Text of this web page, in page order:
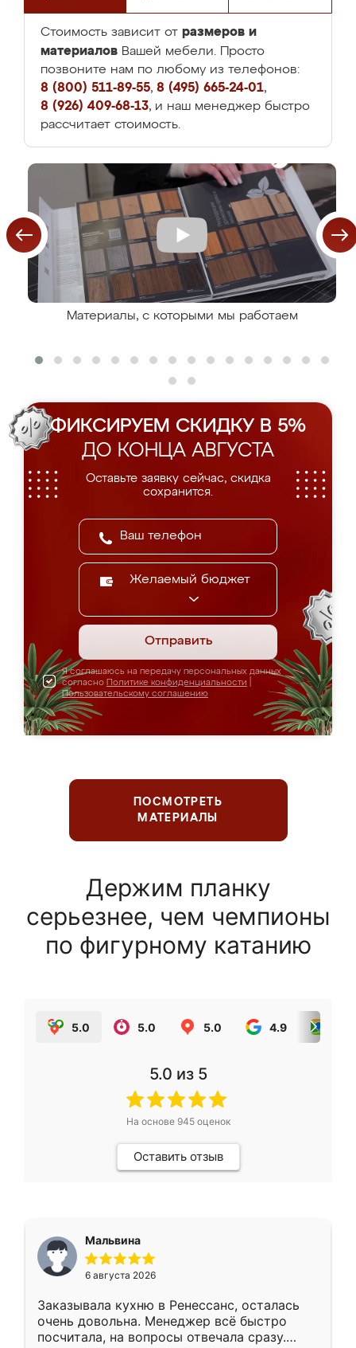
Стоимость зависит от размеров и
материалов Вашей мебели. Просто
позвоните нам по любому из телефонов:
8 (800) 511-89-55, 8 (495) 665-24-01,
8 (926) 409-68-13, и наш менеджер быстро
рассчитает стоимость.
Материалы, с которыми мы работаем
ФИКСИРУЕМ СКИДКУ В 5%
ДО КОНЦА АВГУСТА
Оставьте заявку сейчас, скидка
сохранится.
Желаемый бюджет
Отправить
Я соглашаюсь на передачу персональных данных
согласно Политике конфиденциальности
Пользовательскому соглашению
ПОСМОТРЕТЬ
МАТЕРИАЛЫ
Держим планку
серьезнее, чем чемпионы
по фигурному катанию
5.0 5.0 5.0 4.9
5.0 из 5
На основе 945оценок
Оставить отзыв
Мальвина
6 августа 2026
Заказывала кухню в Ренессанс, осталась
очень довольна. Менеджер всё быстро
посчитала, на вопросы отвечала сразу.